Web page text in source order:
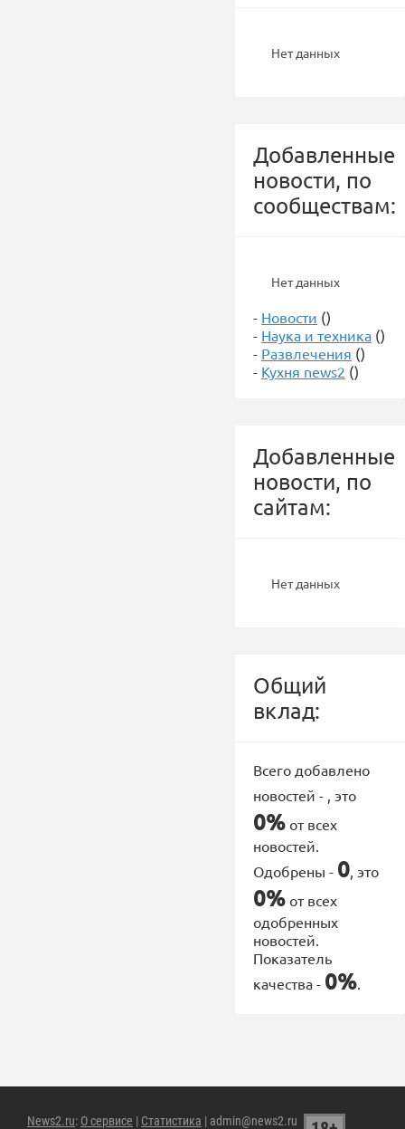
Нет данных
Добавленные
новости, по
сообществам:
Нет данных
- Новости ()
- Наука и техника ()
- Развлечения ()
- Кухня news2 ()
Добавленные
новости, по
сайтам:
Нет данных
Общий
вклад:
Всего добавлено
новостей - , это
0% от всех
новостей.
Одобрены - 0, это
0% от всех
одобренных
новостей.
Показатель
качества - 0%.
News2.ru: О сервисе | Статистика | admin@news2.ru